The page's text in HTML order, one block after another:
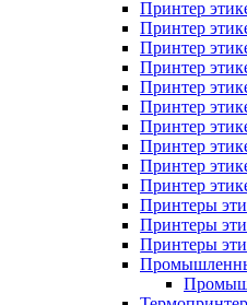
Принтер
Принтер
Принтер
Принтер
Принтер
Принтер
Принтер
Принтер
Принтер
Принтер
Принтеры
Принтеры
Принтеры